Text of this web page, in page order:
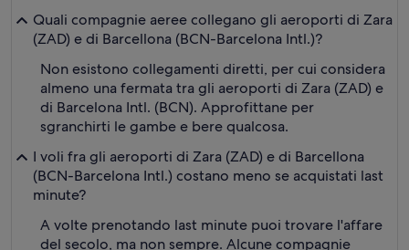
Quali compagnie aeree collegano gli aeroporti di Zara
(ZAD) e di Barcellona (BCN-Barcelona Intl.)?
Non esistono collegamenti diretti, per cui considera
almeno una fermata tra gli aeroporti di Zara (ZAD) e
di Barcelona Intl. (BCN). Approfittane per
sgranchirti le gambe e bere qualcosa.
I voli fra gli aeroporti di Zara (ZAD) e di Barcellona
(BCN-Barcelona Intl.) costano meno se acquistati last
minute?
A volte prenotando last minute puoi trovare l'affare
del secolo, ma non sempre. Alcune compagnie